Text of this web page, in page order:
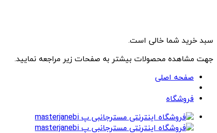
سبد خرید شما خالی است.
جهت مشاهده محصولات بیشتر به صفحات زیر مراجعه نمایید.
صفحه اصلی
فروشگاه